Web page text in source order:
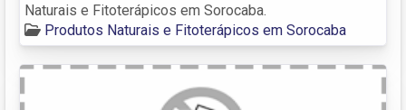
Naturais e Fitoterápicos em Sorocaba.
Produtos Naturais e Fitoterápicos em Sorocaba